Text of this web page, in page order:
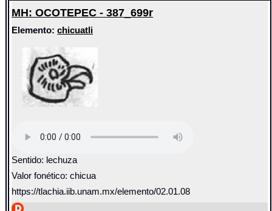
MH: OCOTEPEC - 387_699r
Elemento:chicuatli
Sentido: lechuza
Valor fonético: chicua
https://tlachia.iib.unam.mx/elemento/02.01.08